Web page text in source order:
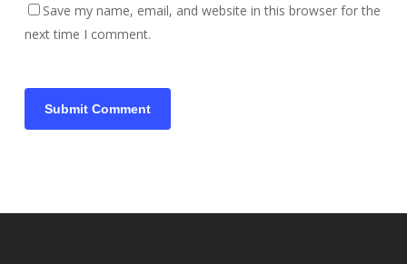
Save my name, email, and website in this browser for the
next time I comment.